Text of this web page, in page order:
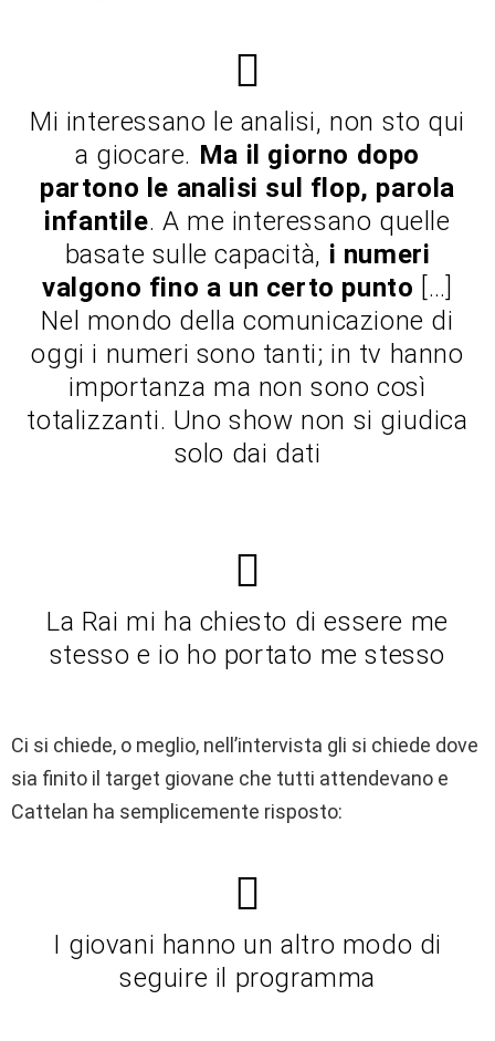
Mi interessano le analisi, non sto qui
a giocare. Ma il giorno dopo
partono le analisi sul flop, parola
infantile. A me interessano quelle
basate sulle capacità, i numeri
valgono fino a un certo punto […]
Nel mondo della comunicazione di
oggi i numeri sono tanti; in tv hanno
importanza ma non sono così
totalizzanti. Uno show non si giudica
solo dai dati
La Rai mi ha chiesto di essere me
stesso e io ho portato me stesso
Ci si chiede, o meglio, nell’intervista gli si chiede dove
sia finito il target giovane che tutti attendevano e
Cattelan ha semplicemente risposto:
I giovani hanno un altro modo di
seguire il programma